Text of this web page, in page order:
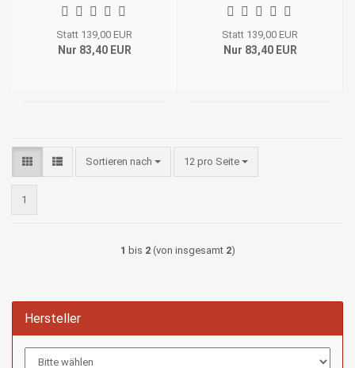
Statt 139,00 EUR
Nur 83,40 EUR
Statt 139,00 EUR
Nur 83,40 EUR
Sortieren nach
Sortieren nach 12 pro Seite
pro Seite
1
1 bis 2(von insgesamt 2)
Hersteller